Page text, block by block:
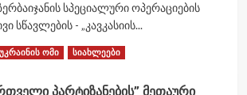
სპეციალური ოპერაციების
სწავლების - „კავკასიის...
ომი სიახლეები
პარტიზანების” მეთაური